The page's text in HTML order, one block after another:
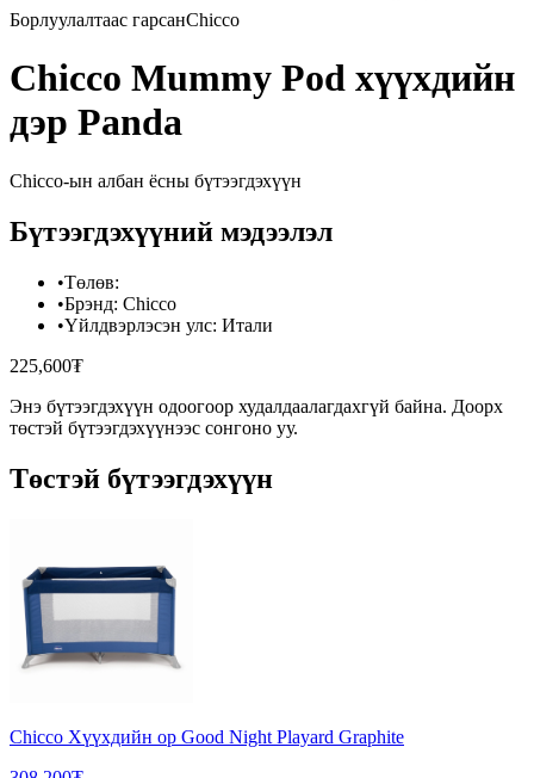
Борлуулалтаас гарсанChicco
Chicco Mummy Pod хүүхдийн
дэр Panda
Chicco-ын албан ёсны бүтээгдэхүүн
Бүтээгдэхүүний мэдээлэл
•Төлөв:
•Брэнд: Chicco
•Үйлдвэрлэсэн улс: Итали
225,600₮
Энэ бүтээгдэхүүн одоогоор худалдаалагдахгүй байна. Доорх
төстэй бүтээгдэхүүнээс сонгоно уу.
Төстэй бүтээгдэхүүн
Chicco Хүүхдийн ор Good Night Playard Graphite